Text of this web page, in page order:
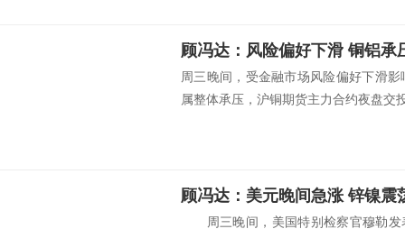
顾冯达：风险偏好下滑 铜铝承
周三晚间，受金融市场风险偏好下滑
属整体承压，沪铜期货主力合约夜盘交
顾冯达：美元晚间急涨 锌镍震
周三晚间，美国特别检察官穆勒发